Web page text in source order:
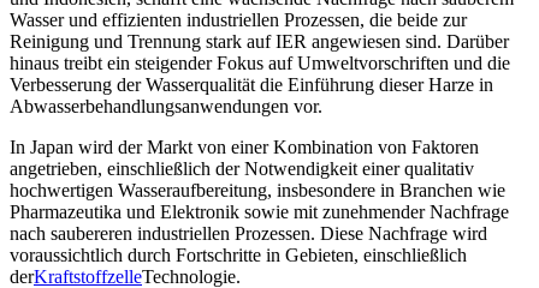
Wasser und effizienten industriellen Prozessen, die beide zur
Reinigung und Trennung stark auf IER angewiesen sind. Darüber
hinaus treibt ein steigender Fokus auf Umweltvorschriften und die
Verbesserung der Wasserqualität die Einführung dieser Harze in
Abwasserbehandlungsanwendungen vor.
In Japan wird der Markt von einer Kombination von Faktoren
angetrieben, einschließlich der Notwendigkeit einer qualitativ
hochwertigen Wasseraufbereitung, insbesondere in Branchen wie
Pharmazeutika und Elektronik sowie mit zunehmender Nachfrage
nach saubereren industriellen Prozessen. Diese Nachfrage wird
voraussichtlich durch Fortschritte in Gebieten, einschließlich
derKraftstoffzelleTechnologie.